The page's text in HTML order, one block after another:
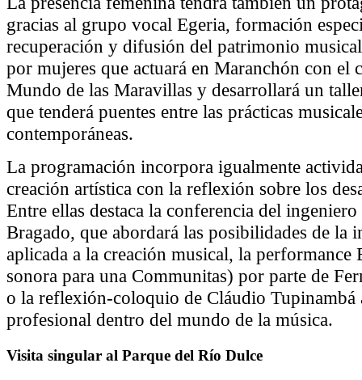
gracias al grupo vocal Egeria, formación
recuperación y difusión del patrimonio
por mujeres que actuará en Maranchón con el
Mundo de las Maravillas y desarrollará un
que tenderá puentes entre las prácticas
contemporáneas.
La programación incorpora igualmente
creación artística con la reflexión sobre los
Entre ellas destaca la conferencia del
Bragado, que abordará las posibilidades de la
aplicada a la creación musical, la performance
sonora para una Communitas) por parte de
o la reflexión-coloquio de Cláudio Tupinambá
profesional dentro del mundo de la música.
Visita singular al Parque del Río Dulce